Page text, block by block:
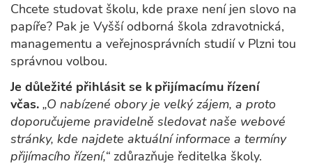
Chcete studovat školu, kde praxe není jen slovo na
papíře? Pak je Vyšší odborná škola zdravotnická,
managementu a veřejnosprávních studií v Plzni tou
správnou volbou.
Je důležité přihlásit se k přijímacímu řízení
včas. „O nabízené obory je velký zájem, a proto
doporučujeme pravidelně sledovat naše webové
stránky, kde najdete aktuální informace a termíny
přijímacího řízení,“ zdůrazňuje ředitelka školy.